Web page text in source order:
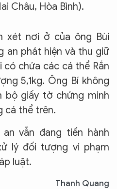
Châu, Hòa Bình).
xét nơi ở của ông Bùi
an phát hiện và thu giữ
có chứa các cá thể Rắn
5,1kg. Ông Bí không
giấy tờ chứng minh
cá thể trên.
vẫn đang tiến hành
lý đối tượng vi phạm
luật.
Thanh Quang